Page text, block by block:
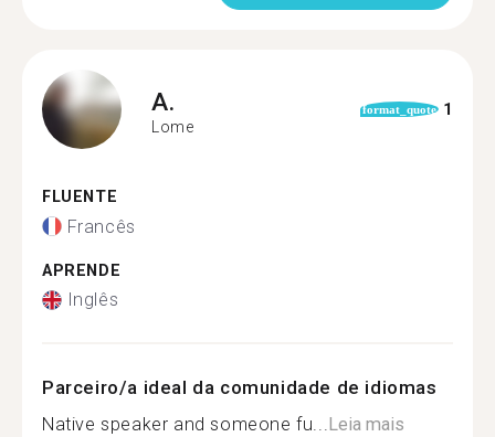
A.
Lome
format_quote 1
FLUENTE
Francês
APRENDE
Inglês
Parceiro/a ideal da comunidade de idiomas
Native speaker and someone fu...Leia mais